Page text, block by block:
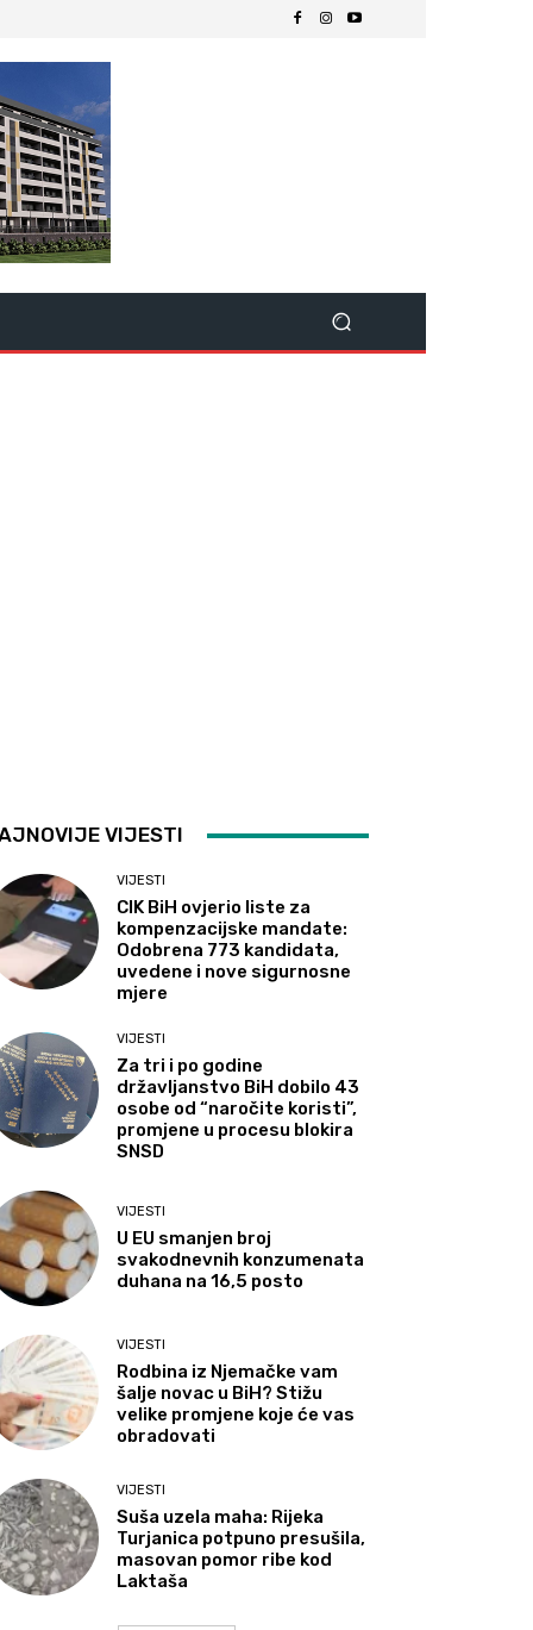
VIJESTI
VIJESTI
CIK BiH ovjerio liste za
kompenzacijske mandate:
Odobrena 773 kandidata,
uvedene i nove sigurnosne
mjere
VIJESTI
Za tri i po godine
državljanstvo BiH dobilo 43
osobe od “naročite koristi”,
promjene u procesu blokira
SNSD
VIJESTI
U EU smanjen broj
svakodnevnih konzumenata
duhana na 16,5 posto
VIJESTI
Rodbina iz Njemačke vam
šalje novac u BiH? Stižu
velike promjene koje će vas
obradovati
VIJESTI
Suša uzela maha: Rijeka
Turjanica potpuno presušila,
masovan pomor ribe kod
Laktaša